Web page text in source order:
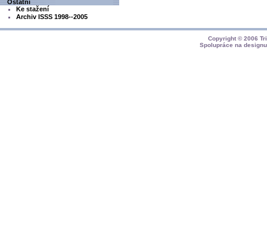
Ostatní
Ke stažení
Archiv ISSS 1998--2005
Copyright © 2006
Spolupráce na